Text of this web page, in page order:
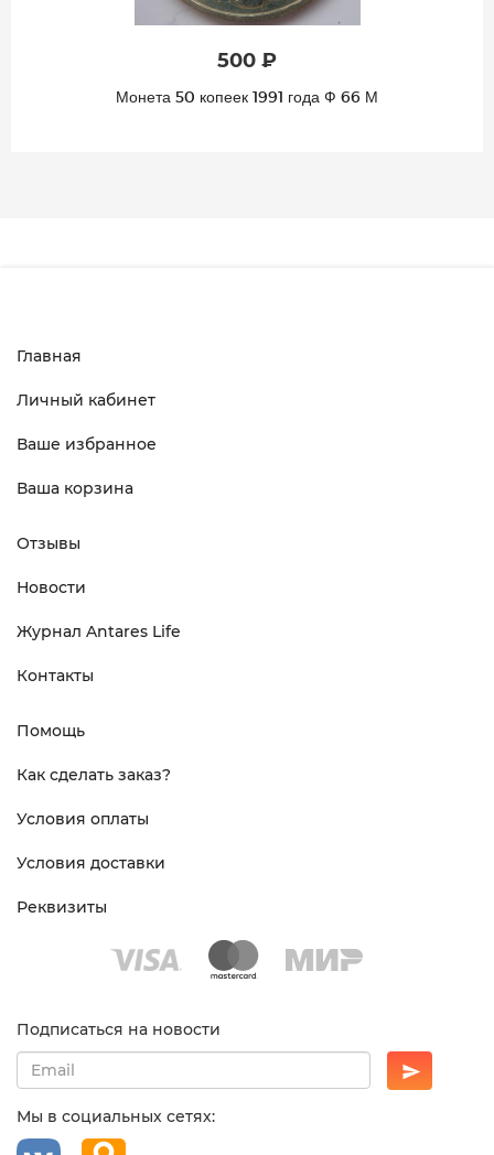
500 ₽
Монета 50 копеек 1991 года Ф 66 М
Главная
Личный кабинет
Ваше избранное
Ваша корзина
Отзывы
Новости
Журнал Antares Life
Контакты
Помощь
Как сделать заказ?
Условия оплаты
Условия доставки
Реквизиты
Подписаться на новости
Мы в социальных сетях: